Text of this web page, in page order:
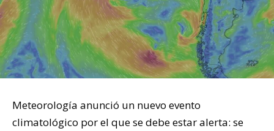
Meteorología anunció un nuevo evento
climatológico por el que se debe estar alerta: se